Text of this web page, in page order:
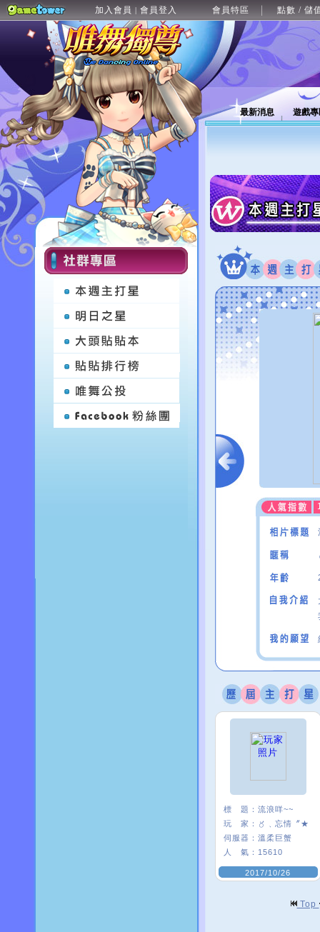
加入會員 | 會員登入 會員特區 點數 / 儲
最新消息 遊戲
標 題： 流浪咩~~
玩 家：
〥﹑忘情〞★
伺服器： 溫柔巨蟹
人 氣： 15610
2017/10/26
Top